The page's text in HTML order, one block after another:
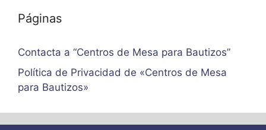
Páginas
Contacta a “Centros de Mesa para Bautizos”
Política de Privacidad de «Centros de Mesa
para Bautizos»